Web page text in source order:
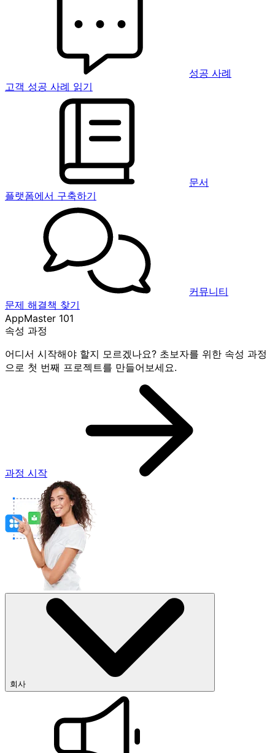
성공 사례
고객 성공 사례 읽기
문서
플랫폼에서 구축하기
커뮤니티
문제 해결책 찾기
AppMaster 101
속성 과정
어디서 시작해야 할지 모르겠나요? 초보자를 위한 속성 과정
으로 첫 번째 프로젝트를 만들어보세요.
과정 시작
회사